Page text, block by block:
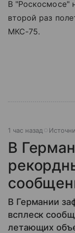
В "Роскосмосе"
второй раз
МКС-75.
1 час назад
В
В Германии
всплеск
летающих